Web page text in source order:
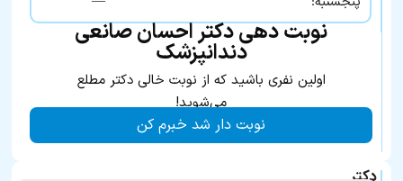
نوبت دهی دکتر احسان صانعی
دندانپزشک
اولین نفری باشید که از نوبت خالی دکتر مطلع
می‌شوید!
نوبت دار شد خبرم کن